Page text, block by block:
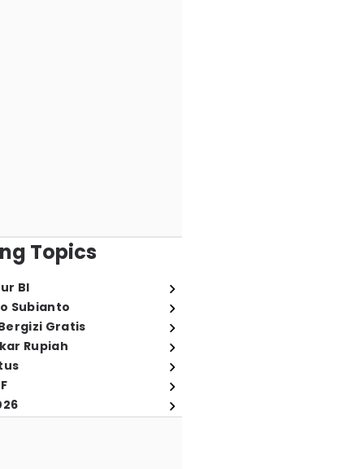
Topics
BI
Subianto
Gratis
Rupiah